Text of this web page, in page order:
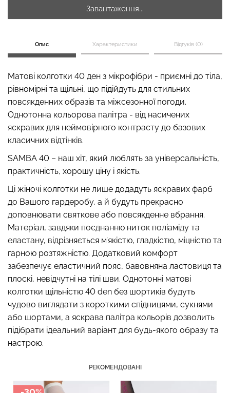
Завантаження...
Опис Характеристики Відгуків (0)
Матові колготки 40 ден з мікрофібри - приємні до тіла,
рівномірні та щільні, що підійдуть для стильних
повсякденних образів та міжсезонної погоди.
Однотонна кольорова палітра - від насичених
яскравих для неймовірного контрасту до базових
класичних відтінків.
SAMBA 40 – наш хіт, який люблять за універсальність,
практичність, хорошу ціну і якість.
Ці жіночі колготки не лише додадуть яскравих фарб
до Вашого гардеробу, а й будуть прекрасно
доповнювати святкове або повсякденне вбрання.
Матеріал, завдяки поєднанню ниток поліаміду та
еластану, відрізняється м’якістю, гладкістю, міцністю та
гарною розтяжністю. Додатковий комфорт
забезпечує еластичний пояс, бавовняна ластовиця та
плоскі, невідчутні на тілі шви. Однотонні матові
колготки щільністю 40 den без шортиків будуть
чудово виглядати з короткими спідницями, сукнями
або шортами, а яскрава палітра кольорів дозволить
підібрати ідеальний варіант для будь-якого образу та
настрою.
РЕКОМЕНДОВАНІ
Безшовний топ з легкою
корекцією BRA
SHAPEWEAR nude
(бежевий) Giulia
489 грн.699 грн.
Топ на бретелях в рубчик
(чорний) Giulia
299 грн.499 грн.